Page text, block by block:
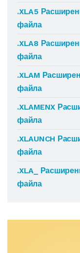
.XLA5
файла
.XLA8
файла
.XLAM
файла
.XLAMENX
файла
.XLAUNCH
файла
.XLA_
файла